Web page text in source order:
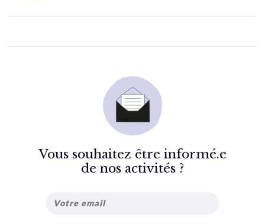
Vous souhaitez être informé.e
de nos activités ?